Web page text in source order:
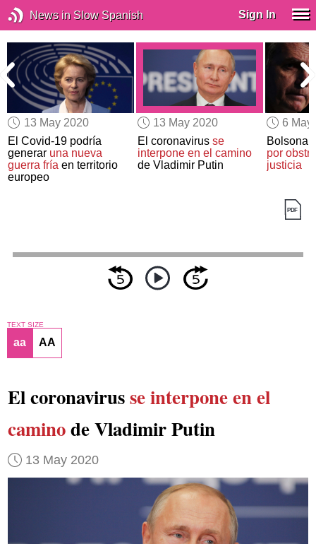
News in Slow Spanish Sign In
13 May 2020
El Covid-19 podría
generar una nueva
guerra fría en territorio
europeo
13 May 2020
El coronavirus se
interpone en el camino
de Vladimir Putin
6 May
por
justicia
TEXT SIZE
aa AA
El coronavirusse interpone en el
caminode Vladimir Putin
13 May 2020